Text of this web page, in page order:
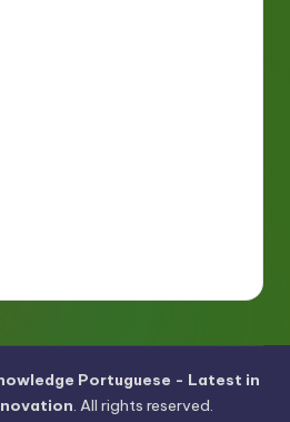
Portuguese - Latest in
. All rights reserved.